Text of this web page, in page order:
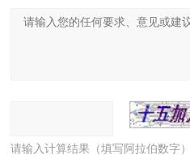
请输入计算结果（填写阿拉伯数字